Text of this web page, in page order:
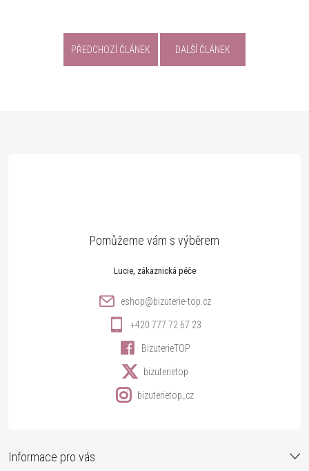
PŘEDCHOZÍ ČLÁNEK DALŠÍ ČLÁNEK
Informace pro vás
Lucie
eshop@bizuterie-top.cz
+420 777 72 67 23
BizuterieTOP
bizuterietop
bizuterietop_cz